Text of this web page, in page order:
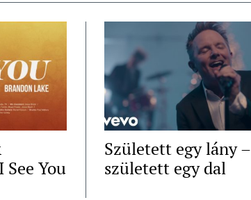
You
Született egy lány –
született egy dal